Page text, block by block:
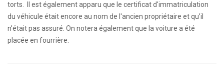
torts. Il est également apparu que le certificat d'immatriculation
du véhicule était encore au nom de l'ancien propriétaire et qu’il
n’était pas assuré. On notera également que la voiture a été
placée en fourrière.